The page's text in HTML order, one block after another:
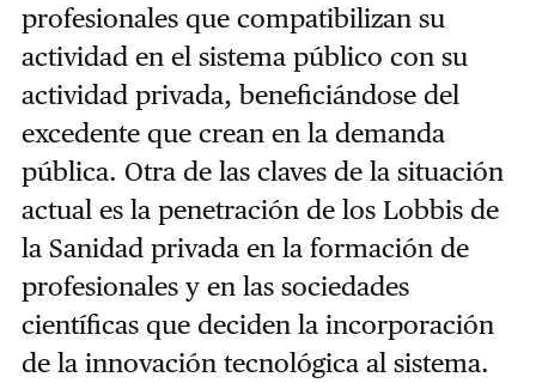
profesionales que compatibilizan su
actividad en el sistema público con su
actividad privada, beneficiándose del
excedente que crean en la demanda
pública. Otra de las claves de la situación
actual es la penetración de los Lobbis de
la Sanidad privada en la formación de
profesionales y en las sociedades
científicas que deciden la incorporación
de la innovación tecnológica al sistema.